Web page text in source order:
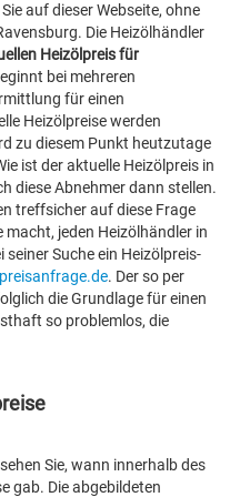
auf dieser Webseite, ohne
Die Heizölhändler
Heizölpreis für
bei mehreren
für einen
Heizölpreise werden
zu diesem Punkt heutzutage
ist der aktuelle Heizölpreis in
diese Abnehmer dann stellen.
treffsicher auf diese Frage
macht, jeden Heizölhändler in
Suche ein Heizölpreis-
. Der so per
die Grundlage für einen
so problemlos, die
Sie, wann innerhalb des
gab. Die abgebildeten